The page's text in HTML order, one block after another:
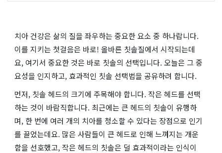
치아 건강은 삶의 질을 좌우하는 중요한 요소 중 하나랍니다.
이를 지키는 첫걸음은 바로! 올바른 칫솔질에서 시작되는데
요, 여기서 중요한 것은 바로 칫솔의 선택입니다. 오늘은 그 중
요성을 인지하고, 효과적인 칫솔 선택법을 공유하려 합니다.
먼저, 칫솔 헤드의 크기에 주목해야 합니다. 작은 헤드를 선택
하는 것이 바람직합니다. 최근에는 큰 헤드의 칫솔이 유행하
며, 한 번에 여러 개의 치아를 청소할 수 있다는 장점으로 인기
를 끌었는데요. 많은 사람들이 큰 헤드로 인해 느껴지는 개운
함을 선호했고, 작은 헤드의 칫솔은 덜 효과적이라는 인식이